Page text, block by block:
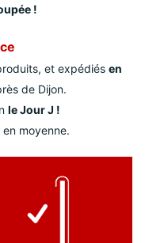
!
et expédiés en
de Dijon.
le Jour J !
en moyenne.